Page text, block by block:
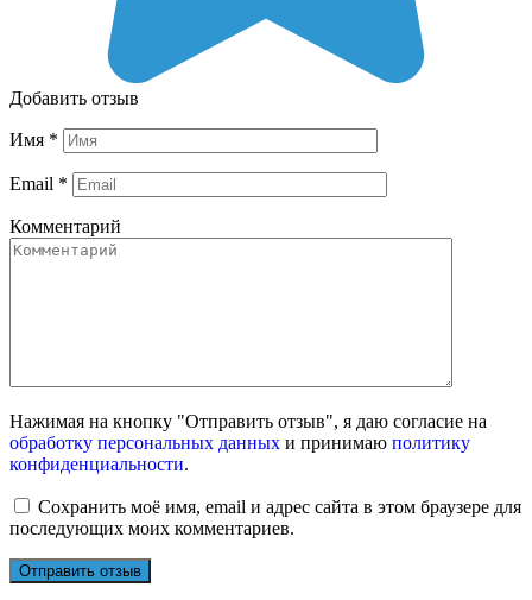
Добавить отзыв
Имя *
Email *
Комментарий
Нажимая на кнопку "Отправить отзыв", я даю согласие на
обработку персональных данных и принимаю политику
конфиденциальности.
Сохранить моё имя, email и адрес сайта в этом браузере для
последующих моих комментариев.